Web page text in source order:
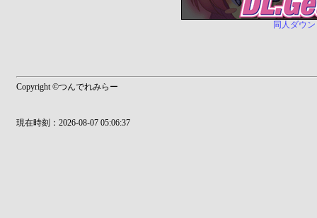
同人ダウ
Copyright ©つんでれみらー
現在時刻：2026-08-07 05:06:37